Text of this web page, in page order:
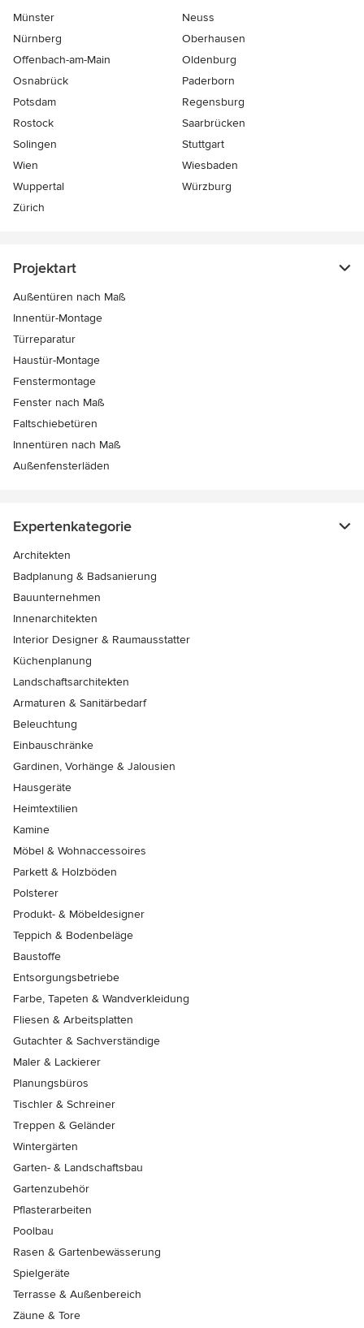
Münster
Neuss
Nürnberg
Oberhausen
Offenbach-am-Main
Oldenburg
Osnabrück
Paderborn
Potsdam
Regensburg
Rostock
Saarbrücken
Solingen
Stuttgart
Wien
Wiesbaden
Wuppertal
Würzburg
Zürich
Projektart
Außentüren nach Maß
Innentür-Montage
Türreparatur
Haustür-Montage
Fenstermontage
Fenster nach Maß
Faltschiebetüren
Innentüren nach Maß
Außenfensterläden
Expertenkategorie
Architekten
Badplanung & Badsanierung
Bauunternehmen
Innenarchitekten
Interior Designer & Raumausstatter
Küchenplanung
Landschaftsarchitekten
Armaturen & Sanitärbedarf
Beleuchtung
Einbauschränke
Gardinen, Vorhänge & Jalousien
Hausgeräte
Heimtextilien
Kamine
Möbel & Wohnaccessoires
Parkett & Holzböden
Polsterer
Produkt- & Möbeldesigner
Teppich & Bodenbeläge
Baustoffe
Entsorgungsbetriebe
Farbe, Tapeten & Wandverkleidung
Fliesen & Arbeitsplatten
Gutachter & Sachverständige
Maler & Lackierer
Planungsbüros
Tischler & Schreiner
Treppen & Geländer
Wintergärten
Garten- & Landschaftsbau
Gartenzubehör
Pflasterarbeiten
Poolbau
Rasen & Gartenbewässerung
Spielgeräte
Terrasse & Außenbereich
Zäune & Tore